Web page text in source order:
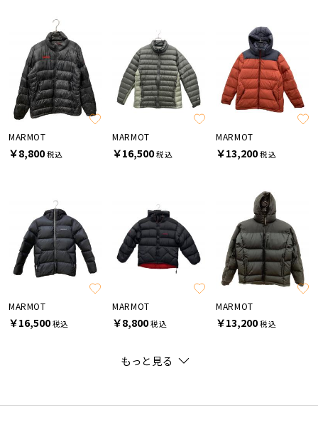
MARMOT
￥8,800税込
MARMOT
￥16,500税込
MARMOT
￥13,200税込
MARMOT
￥16,500税込
MARMOT
￥8,800税込
MARMOT
￥13,200税込
もっと見る